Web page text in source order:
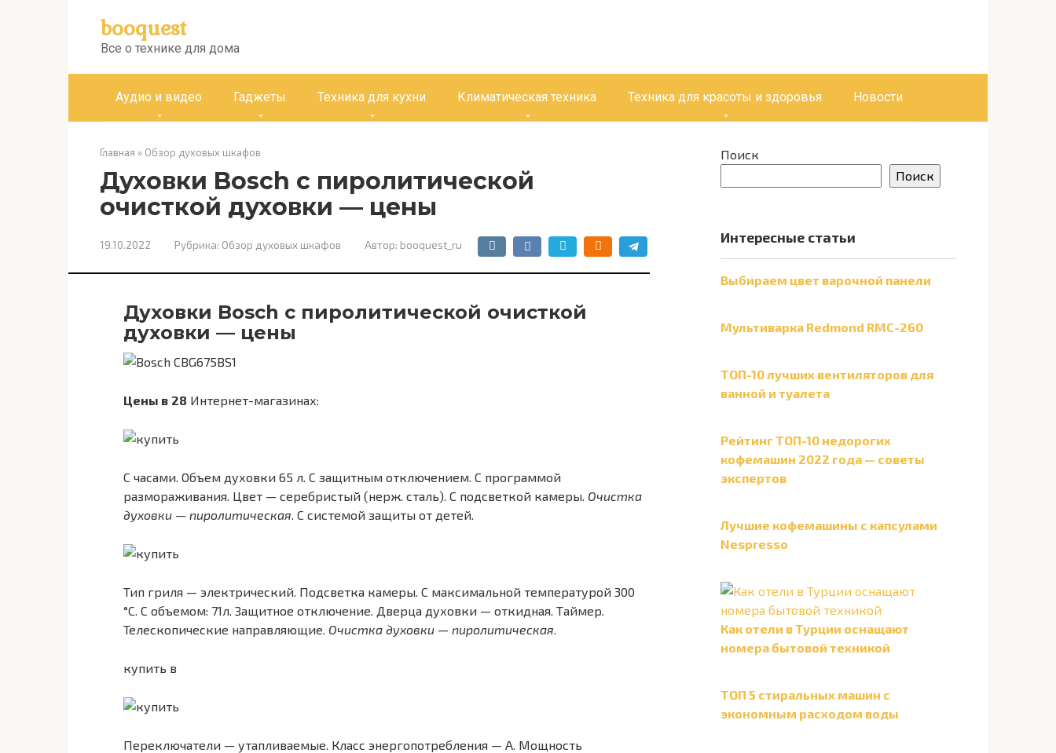
booquest
Все о технике для дома
Аудио и видео Гаджеты Техника для кухни Климатическая техника Техника для красоты и здоровья Новости
Главная » Обзор духовых шкафов
Духовки Bosch с пиролитической
очисткой духовки — цены
19.10.2022 Рубрика: Обзор духовых шкафов Автор: booquest_ru
Духовки Bosch с пиролитической очисткой
духовки — цены
Цены в 28 Интернет-магазинах:
С часами. Объем духовки 65 л. С защитным отключением. С программой
размораживания. Цвет — серебристый (нерж. сталь). С подсветкой камеры. Очистка
духовки — пиролитическая . С системой защиты от детей.
Тип гриля — электрический. Подсветка камеры. С максимальной температурой 300
°C. С объемом: 71л. Защитное отключение. Дверца духовки — откидная. Таймер.
Телескопические направляющие. Очистка духовки — пиролитическая
купить в
Переключатели — утапливаемые. Класс энергопотребления — A. Мощность
Поиск
Поиск
Интересные статьи
Выбираем цвет варочной панели
Мультиварка Redmond RMC-260
ТОП-10 лучших вентиляторов для
ванной и туалета
Рейтинг ТОП-10 недорогих
кофемашин 2022 года — советы
экспертов
Лучшие кофемашины с капсулами
Nespresso
Как отели в Турции оснащают
номера бытовой техникой
ТОП 5 стиральных машин с
экономным расходом воды